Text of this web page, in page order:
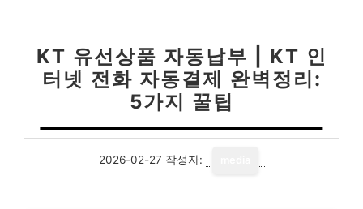
KT 유선상품 자동납부 | KT 인
터넷 전화 자동결제 완벽정리:
5가지 꿀팁
2026-02-27 작성자: